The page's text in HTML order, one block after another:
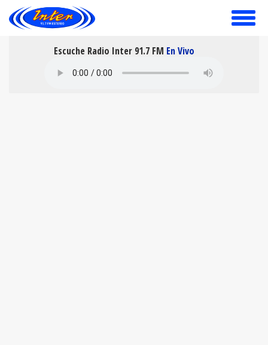
toggle
Escuche Radio Inter 91.7 FM En Vivo